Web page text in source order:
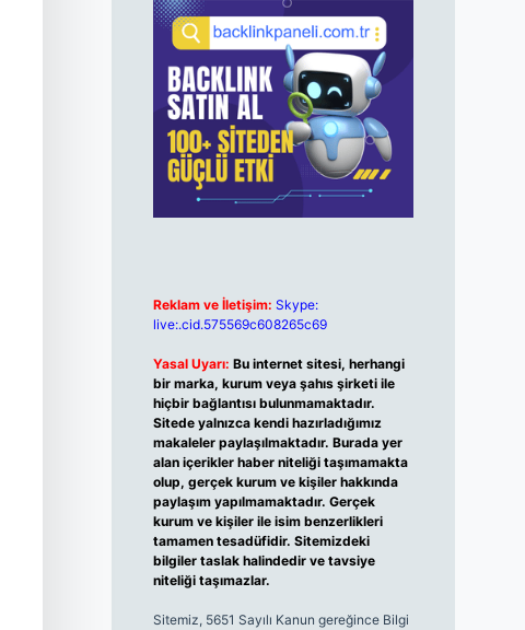
Reklam ve İletişim: Skype:
live:.cid.575569c608265c69
Yasal Uyarı: Bu internet sitesi, herhangi
bir marka, kurum veya şahıs şirketi ile
hiçbir bağlantısı bulunmamaktadır.
Sitede yalnızca kendi hazırladığımız
makaleler paylaşılmaktadır. Burada yer
alan içerikler haber niteliği taşımamakta
olup, gerçek kurum ve kişiler hakkında
paylaşım yapılmamaktadır. Gerçek
kurum ve kişiler ile isim benzerlikleri
tamamen tesadüfidir. Sitemizdeki
bilgiler taslak halindedir ve tavsiye
niteliği taşımazlar.
Sitemiz, 5651 Sayılı Kanun gereğince Bilgi